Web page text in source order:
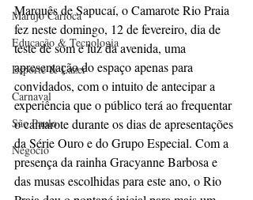
Marujo Carioca
Educação & Tecnologia
Esporte & Lazer
Carnaval
São Paulo
Negocio
Marquês de Sapucaí, o Camarote Rio Praia
fez neste domingo, 12 de fevereiro, dia de
teste de som e luz da avenida, uma
apresentação do espaço apenas para
convidados, com o intuito de antecipar a
experiência que o público terá ao frequentar
o camarote durante os dias de apresentações
da Série Ouro e do Grupo Especial. Com a
presença da rainha Gracyanne Barbosa e
das musas escolhidas para este ano, o Rio